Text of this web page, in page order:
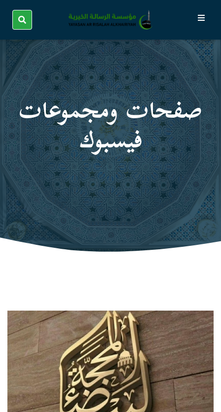
صفحات ومجموعات
فیسبوك